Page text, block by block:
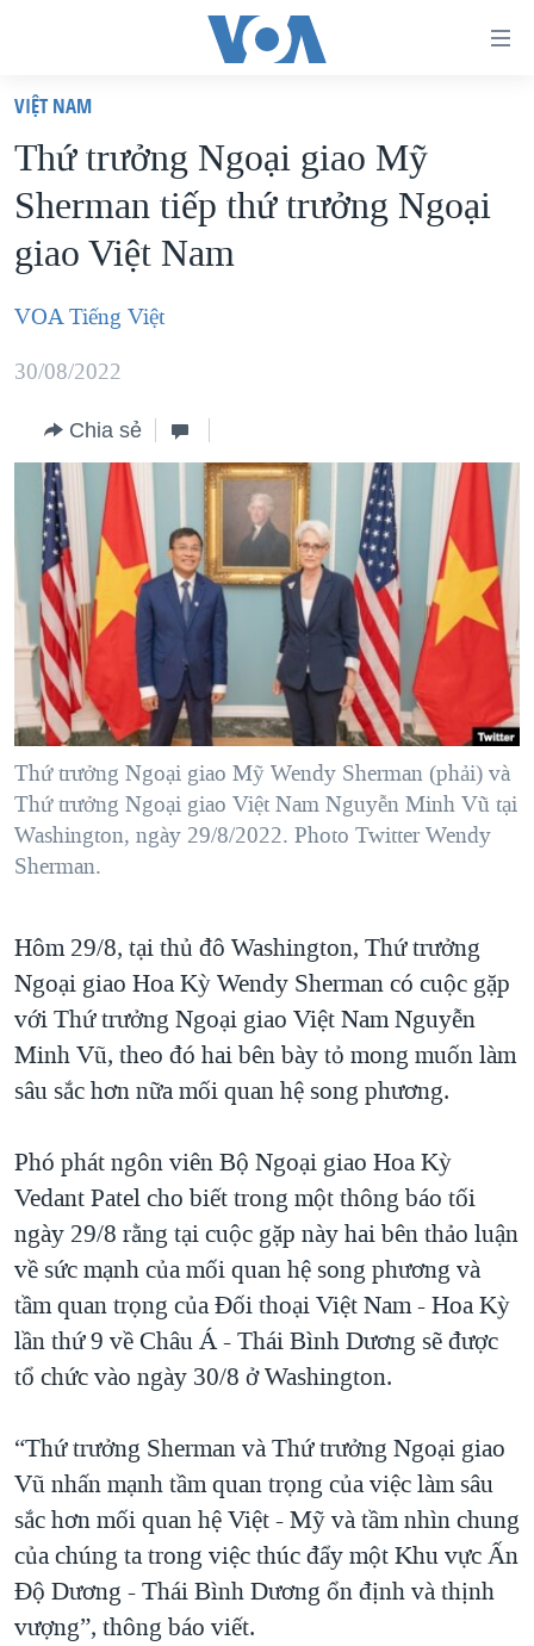
truy
cập
Tới
nội
dung
chính
điều
hướng
chính
"Tìm"
VIỆT NAM
HOA KỲ
BIỂN ĐÔNG
THẾ GIỚI
DIỄN ĐÀN
MỤC
TỰ DO BÁO CHÍ
VẠCH TRẦN TIN GIẢ
NGƯỜI VIỆT HẢI NGOẠI
ĐỜI SỐNG
KINH TẾ
KHOA HỌC
SỨC KHOẺ
VĂN HOÁ
THỂ THAO
GIÁO DỤC
CHUYÊN ĐỀ
CHIẾN TRANH THƯƠNG MẠI CỦA MỸ: QUÁ KHỨ VÀ HIỆN
TẠI
HÀNH TRÌNH BẦU CỬ 2024
MỘT NĂM CHIẾN TRANH TẠI DẢI GAZA
GIẢI MÃ VÀNH ĐAI & CON ĐƯỜNG
NGÀY TỊ NẠN THẾ GIỚI
GROUND ZERO – XƯA VÀ NAY
CHI PHÍ CHIẾN TRANH AFGHANISTAN
NGƯ DÂN VIỆT VÀ LÀN SÓNG TRỘM HẢI SÂM
BÊN KIA QUỐC LỘ: TIẾNG VỌNG TỪ NÔNG THÔN MỸ
QUAN HỆ VIỆT MỸ
HỌC TIẾNG ANH
VIDEO
NGHE
MẠNG XÃ HỘI
Ngôn ngữ khác
VIỆT NAM
Thứ trưởng Ngoại giao Mỹ
Sherman tiếp thứ trưởng Ngoại
giao Việt Nam
VOA Tiếng Việt
30/08/2022
Chia sẻ
Thứ trưởng Ngoại giao Mỹ Wendy Sherman (phải) và
Thứ trưởng Ngoại giao Việt Nam Nguyễn Minh Vũ tại
Washington, ngày 29/8/2022. Photo Twitter Wendy
Sherman.
Hôm 29/8, tại thủ đô Washington, Thứ trưởng
Ngoại giao Hoa Kỳ Wendy Sherman có cuộc gặp
với Thứ trưởng Ngoại giao Việt Nam Nguyễn
Minh Vũ, theo đó hai bên bày tỏ mong muốn làm
sâu sắc hơn nữa mối quan hệ song phương.
Phó phát ngôn viên Bộ Ngoại giao Hoa Kỳ
Vedant Patel cho biết trong một thông báo tối
ngày 29/8 rằng tại cuộc gặp này hai bên thảo luận
về sức mạnh của mối quan hệ song phương và
tầm quan trọng của Đối thoại Việt Nam - Hoa Kỳ
lần thứ 9 về Châu Á - Thái Bình Dương sẽ được
tổ chức vào ngày 30/8 ở Washington.
“Thứ trưởng Sherman và Thứ trưởng Ngoại giao
Vũ nhấn mạnh tầm quan trọng của việc làm sâu
sắc hơn mối quan hệ Việt - Mỹ và tầm nhìn chung
của chúng ta trong việc thúc đẩy một Khu vực Ấn
Độ Dương - Thái Bình Dương ổn định và thịnh
vượng”, thông báo viết.